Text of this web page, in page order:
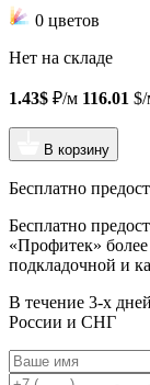
0 цветов
Нет на складе
1.43$ ₽/м 116.01
В корзину
Бесплатно
Бесплатно
«Профитек»
подкладочной и
В течение 3-х дней
России и СНГ